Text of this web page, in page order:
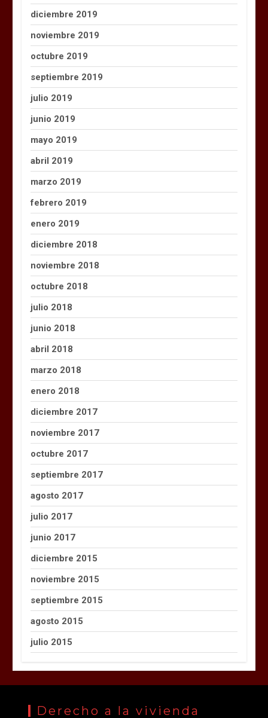
diciembre 2019
noviembre 2019
octubre 2019
septiembre 2019
julio 2019
junio 2019
mayo 2019
abril 2019
marzo 2019
febrero 2019
enero 2019
diciembre 2018
noviembre 2018
octubre 2018
julio 2018
junio 2018
abril 2018
marzo 2018
enero 2018
diciembre 2017
noviembre 2017
octubre 2017
septiembre 2017
agosto 2017
julio 2017
junio 2017
diciembre 2015
noviembre 2015
septiembre 2015
agosto 2015
julio 2015
Derecho a la vivienda